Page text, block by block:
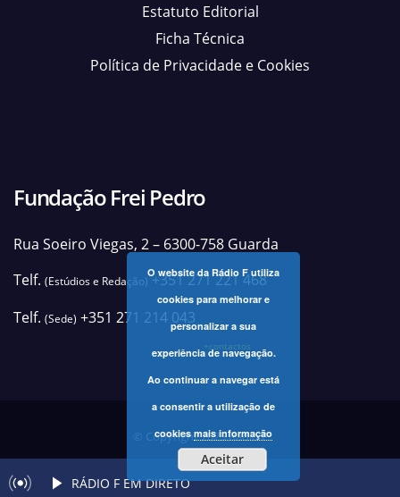
Estatuto Editorial
Ficha Técnica
Política de Privacidade e Cookies
Fundação Frei Pedro
Rua Soeiro Viegas, 2 – 6300-758 Guarda
Telf. (Estúdios e Redação)+351 271 221 468
Telf. (Sede) +351 271 214 043
+contactos
© Copyright 2025 Rádio F
O website da Rádio F utiliza
cookies para melhorar e
personalizar a sua
experiência de navegação.
Ao continuar a navegar está
a consentir a utilização de
cookiesmais informação
Aceitar
RÁDIO F EM DIRETO